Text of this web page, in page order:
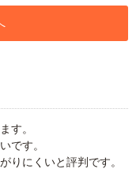
す。
です。
りにくいと評判です。